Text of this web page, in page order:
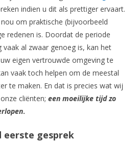
indien u dit als prettiger ervaart.
om praktische (bijvoorbeeld
redenen is. Doordat de periode
al zwaar genoeg is, kan het
eigen vertrouwde omgeving te
vaak toch helpen om de meestal
te maken. En dat is precies wat wij
cliënten; een moeilijke tijd zo
.
eerste gesprek